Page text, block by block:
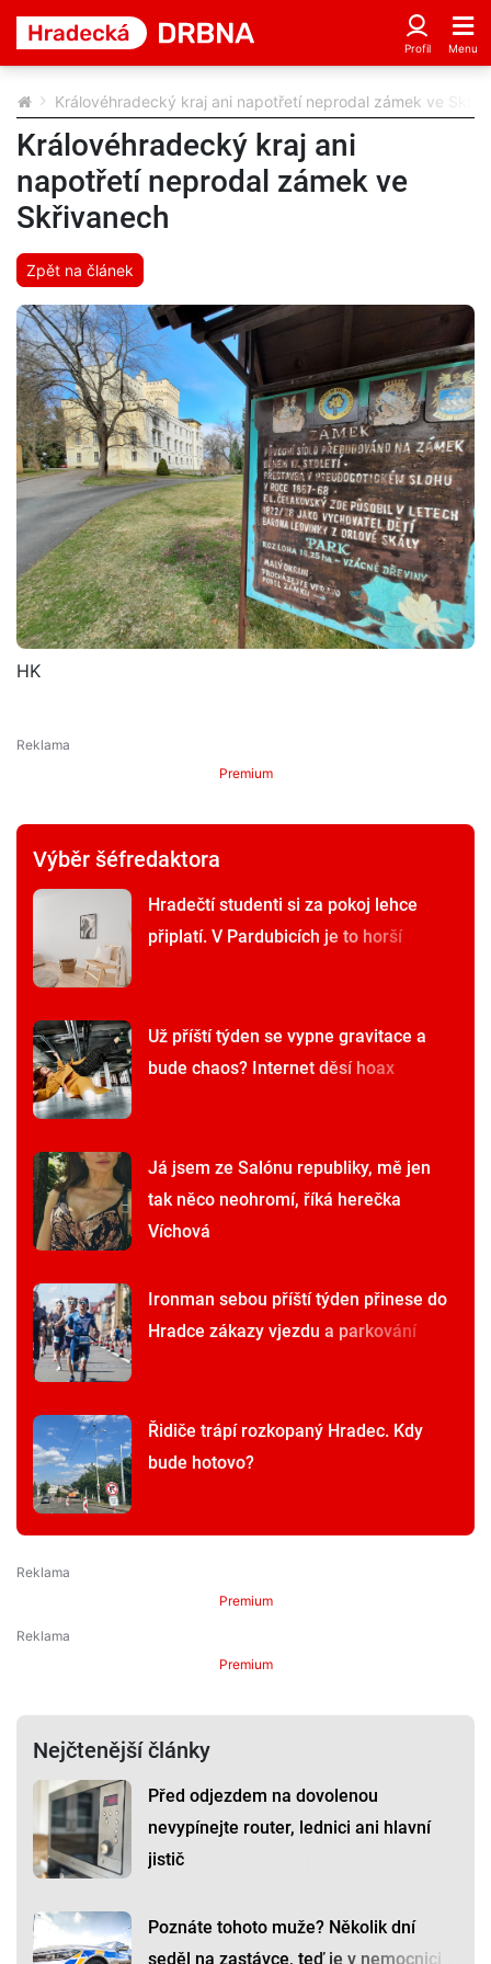
Královéhradecký kraj ani napotřetí neprodal zámek ve
Královéhradecký kraj ani
napotřetí neprodal zámek ve
Skřivanech
Zpět na článek
HK
Premium
Výběr šéfredaktora
Hradečtí studenti si za pokoj lehce
připlatí. V Pardubicích je to horší
Už příští týden se vypne gravitace a
bude chaos? Internet děsí hoax
Já jsem ze Salónu republiky, mě jen
tak něco neohromí, říká herečka
Víchová
Ironman sebou příští týden přinese do
Hradce zákazy vjezdu a parkování
Řidiče trápí rozkopaný Hradec. Kdy
bude hotovo?
Premium
Premium
Nejčtenější články
Před odjezdem na dovolenou
nevypínejte router, lednici ani hlavní
jistič
Poznáte tohoto muže? Několik dní
seděl na zastávce, teď je v nemocnici